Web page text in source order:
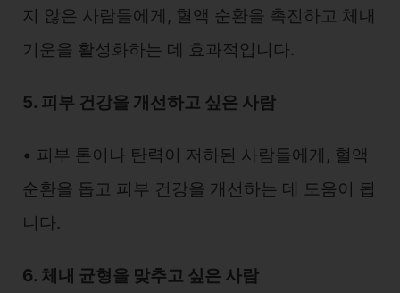
지 않은 사람들에게, 혈액 순환을 촉진하고 체내
기운을 활성화하는 데 효과적입니다.
5. 피부 건강을 개선하고 싶은 사람
• 피부 톤이나 탄력이 저하된 사람들에게, 혈액
순환을 돕고 피부 건강을 개선하는 데 도움이 됩
니다.
6. 체내 균형을 맞추고 싶은 사람